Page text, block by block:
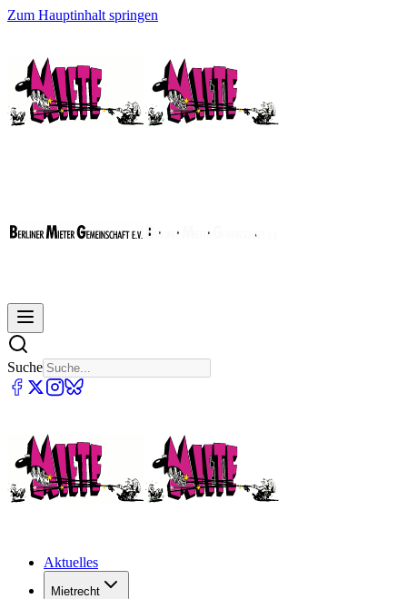
Zum Hauptinhalt springen
Suche
Aktuelles
Mietrecht